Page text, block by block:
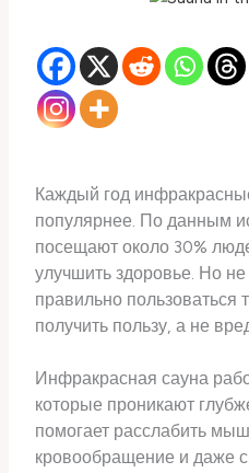
Каждый год
популярнее. По данным
посещают около 30%
улучшить здоровье. Но не
правильно пользоваться
получить пользу, а не
Инфракрасная сауна
которые проникают
помогает расслабить
кровообращение и даже